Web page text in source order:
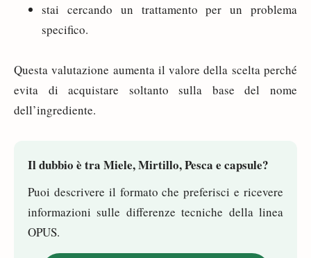
stai cercando un trattamento per un problema
specifico.
Questa valutazione aumenta il valore della scelta perché
evita di acquistare soltanto sulla base del nome
dell’ingrediente.
Il dubbio è tra Miele, Mirtillo, Pesca e capsule?
Puoi descrivere il formato che preferisci e ricevere
informazioni sulle differenze tecniche della linea
OPUS.